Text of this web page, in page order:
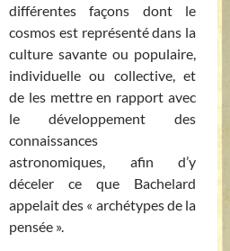
différentes façons dont le
cosmos est représenté dans la
culture savante ou populaire,
individuelle ou collective, et
de les mettre en rapport avec
le développement des
connaissances
astronomiques, afin d’y
déceler ce que Bachelard
appelait des « archétypes de la
pensée ».